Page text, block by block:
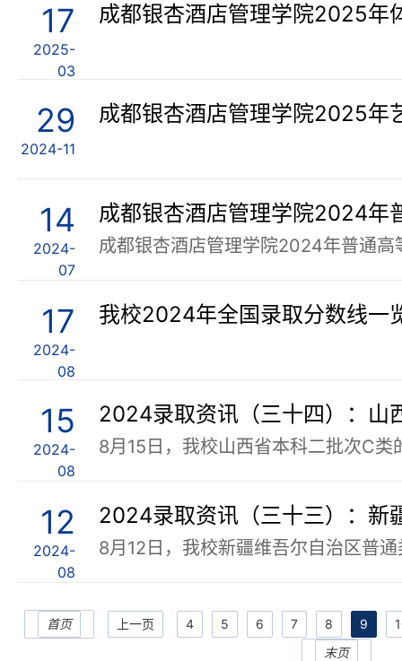
17
2025-
03
成都银杏酒店管理学院2025年
29
2024-11
成都银杏酒店管理学院2025年
14
2024-
07
17
2024-
08
我校2024年全国录取分数线一
15
2024-
08
12
2024-
08
首页 上一页 4 5 6 7 8 9
末页